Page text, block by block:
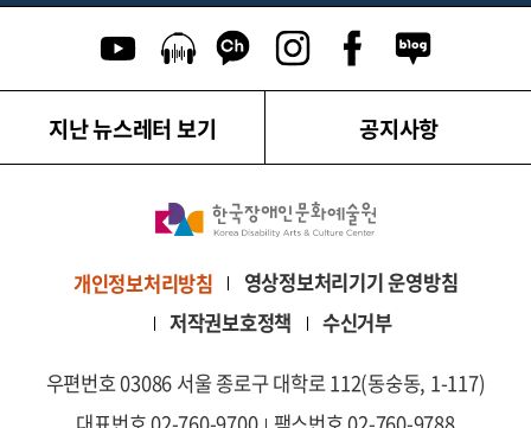
지난 뉴스레터 보기
카카오톡 채널 이동
유튜브 이동팟캐스트 이동 네이버블로
페이스북 이동
인스타그램 이동
공지사항
개인정보처리방침
영상정보처리기기 운영방침
저작권보호정책
수신거부
우편번호 03086 서울 종로구 대학로 112(동숭동, 1-117)